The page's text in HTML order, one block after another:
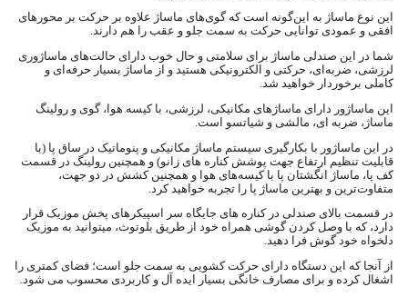
این نوع ماساژ به‌ این‌گونه است که گوی‌های ماساژ علاوه بر حرکت بر محورهای
افقی و عمودی توانایی حرکت به سمت جلو و عقب را هم دارند.
شما در این صندلی ماساژ برای سلامتی و حال خوب دارای حالت‌های ماساژوری
لرزشی، ضربه‌ای، حرکتی و الکترونیکی هستید و از ماساژ بسیار حرفه‌ای و
کاملی برخوردار خواهید شد.
این ماساژور دارای ماساژهای مکانیکی، لرزشی، با کیسه هوا، گوی و رولینگ
ماساژ، ضربه ای، مالشی و شیاتسو است.
در این ماساژور با بکارگیری سیستم ماساژ مکانیکی و پنوماتیک در ساق پا (با
قابلیت تنظیم ارتفاع جهت پوشش کناره های زانو) و همچنین رولینگ در قسمت
کف پا، ماساژ انگشتان پا با کیسه‌های هوا و همچنین کشش در دو جهت،
متفاوت‌ترین و بهترین ماساژ پا را تجربه خواهید کرد.
در قسمت بالای صندلی در کناره های جایگاه سر اسپیکرهای پخش موزیک قرار
دارد، که با وصل کردن گوشی همراه خود از طریق بلوتوث، میتوانید به موزیک
دلخواه خود گوش فرا دهید.
از آنجا که این دستگاه دارای حرکت کشویی به سمت جلو است؛ فضای کمتری را
اشغال کرده و برای مصارف خانگی بسیار ایده آل و کاربردی محسوب می شود.